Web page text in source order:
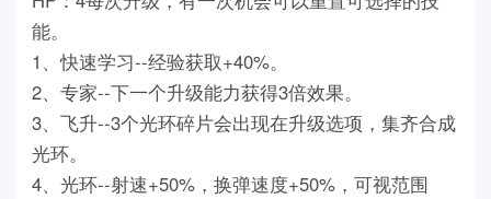
能。
1、快速学习--经验获取+40%。
2、专家--下一个升级能力获得3倍效果。
3、飞升--3个光环碎片会出现在升级选项，集齐合成
光环。
4、光环--射速+50%，换弹速度+50%，可视范围